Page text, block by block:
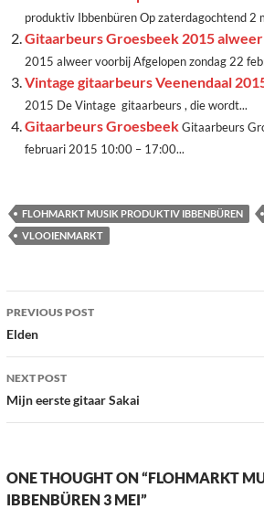
produktiv Ibbenbüren Op zaterdagochtend 2
Gitaarbeurs Groesbeek 2015
2015 alweer voorbij Afgelopen zondag 22
Vintage gitaarbeurs Veenendaal
2015 De Vintage gitaarbeurs , die wordt...
Gitaarbeurs GroesbeekGitaarbeurs
februari 2015 10:00 – 17:00...
FLOHMARKT MUSIK PRODUKTIV IBBENBÜREN
VLOOIENMARKT
Post
navigation
PREVIOUS POST
Elden
NEXT POST
Mijn eerste gitaar Sakai
ONE THOUGHT ON “FLOHMARKT
IBBENBÜREN 3 MEI”